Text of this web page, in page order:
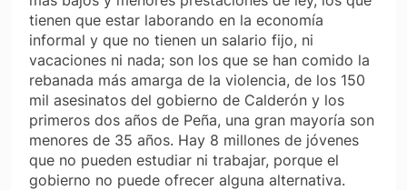
tienen que estar laborando en la economía
informal y que no tienen un salario fijo, ni
vacaciones ni nada; son los que se han comido la
rebanada más amarga de la violencia, de los 150
mil asesinatos del gobierno de Calderón y los
primeros dos años de Peña, una gran mayoría son
menores de 35 años. Hay 8 millones de jóvenes
que no pueden estudiar ni trabajar, porque el
gobierno no puede ofrecer alguna alternativa.